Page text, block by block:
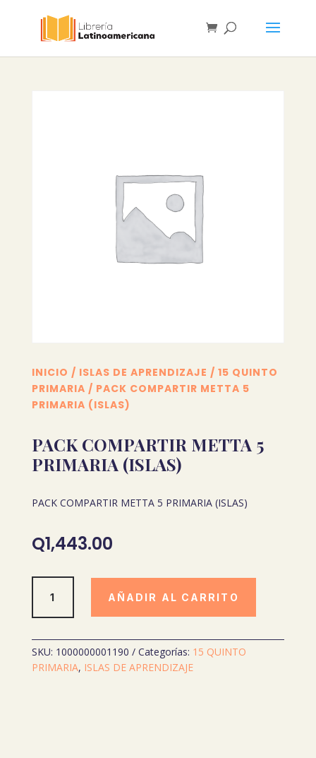
INICIO / ISLAS DE APRENDIZAJE / 15 QUINTO
PRIMARIA / PACK COMPARTIR METTA 5
PRIMARIA (ISLAS)
PACK COMPARTIR METTA 5
PRIMARIA (ISLAS)
PACK COMPARTIR METTA 5 PRIMARIA (ISLAS)
Q1,443.00
COMPARTIR
METTA
PRIMARIA
(ISLAS)
AÑADIR AL CARRITO
SKU: 1000000001190 Categorías: 15 QUINTO
PRIMARIA, ISLAS DE APRENDIZAJE